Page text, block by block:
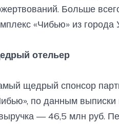
Больше
«Чибью» из
отельер
щедрый спонсор
по данным
— 46,5 млн руб.